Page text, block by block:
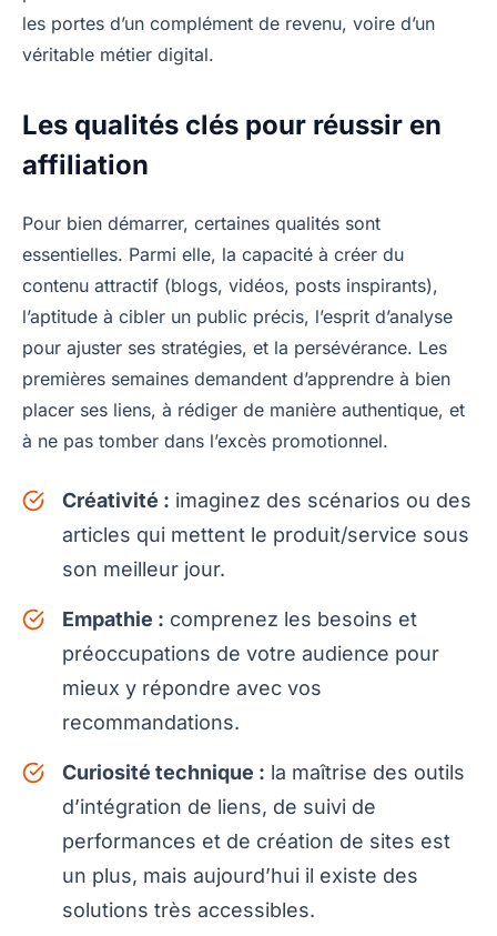
les portes d’un complément de revenu, voire d’un
véritable métier digital.
Les qualités clés pour réussir en
affiliation
Pour bien démarrer, certaines qualités sont
essentielles. Parmi elle, la capacité à créer du
contenu attractif (blogs, vidéos, posts inspirants),
l’aptitude à cibler un public précis, l’esprit d’analyse
pour ajuster ses stratégies, et la persévérance. Les
premières semaines demandent d’apprendre à bien
placer ses liens, à rédiger de manière authentique, et
à ne pas tomber dans l’excès promotionnel.
Créativité : imaginez des scénarios ou des
articles qui mettent le produit/service sous
son meilleur jour.
Empathie : comprenez les besoins et
préoccupations de votre audience pour
mieux y répondre avec vos
recommandations.
Curiosité technique : la maîtrise des outils
d’intégration de liens, de suivi de
performances et de création de sites est
un plus, mais aujourd’hui il existe des
solutions très accessibles.